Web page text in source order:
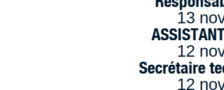
13
12
Secrétaire
12